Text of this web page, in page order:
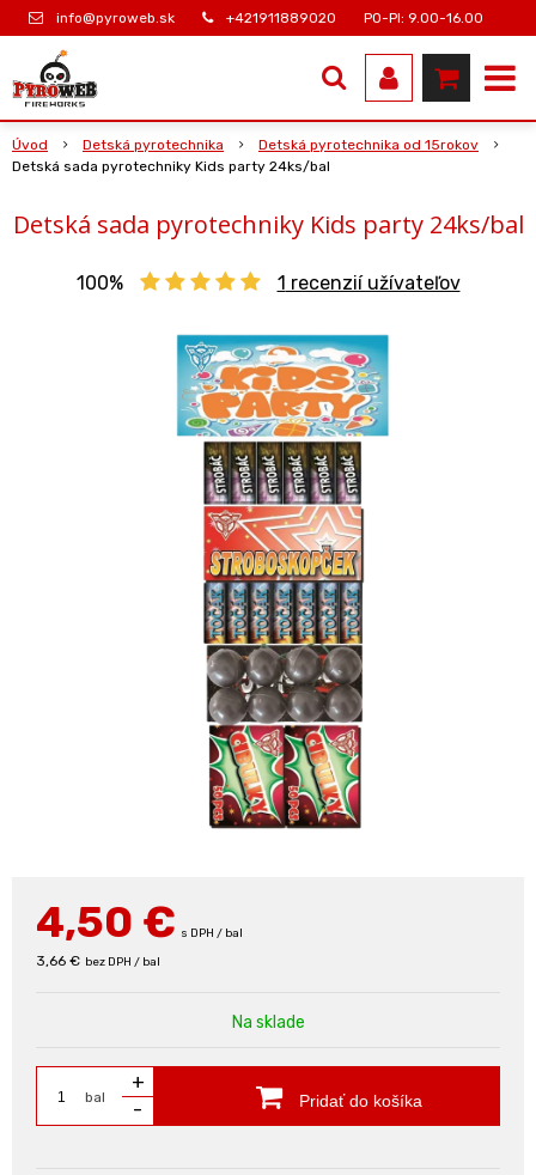
info@pyroweb.sk +421911889020 PO-PI: 9.00-16.00
Úvod Detská pyrotechnika
Detská pyrotechnika od 15rokov
Detská sada pyrotechniky Kids party 24ks/bal
Detská sada pyrotechniky Kids party 24ks/bal
100% 1 recenzií užívateľov
4,50 € s DPH / bal
3,66 € bez DPH / bal
Na sklade
bal
+
-
Pridať do košíka